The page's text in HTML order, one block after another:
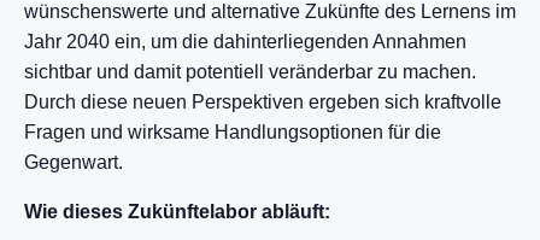
wünschenswerte und alternative Zukünfte des Lernens im
Jahr 2040 ein, um die dahinterliegenden Annahmen
sichtbar und damit potentiell veränderbar zu machen.
Durch diese neuen Perspektiven ergeben sich kraftvolle
Fragen und wirksame Handlungsoptionen für die
Gegenwart.
Wie dieses Zukünftelabor abläuft: